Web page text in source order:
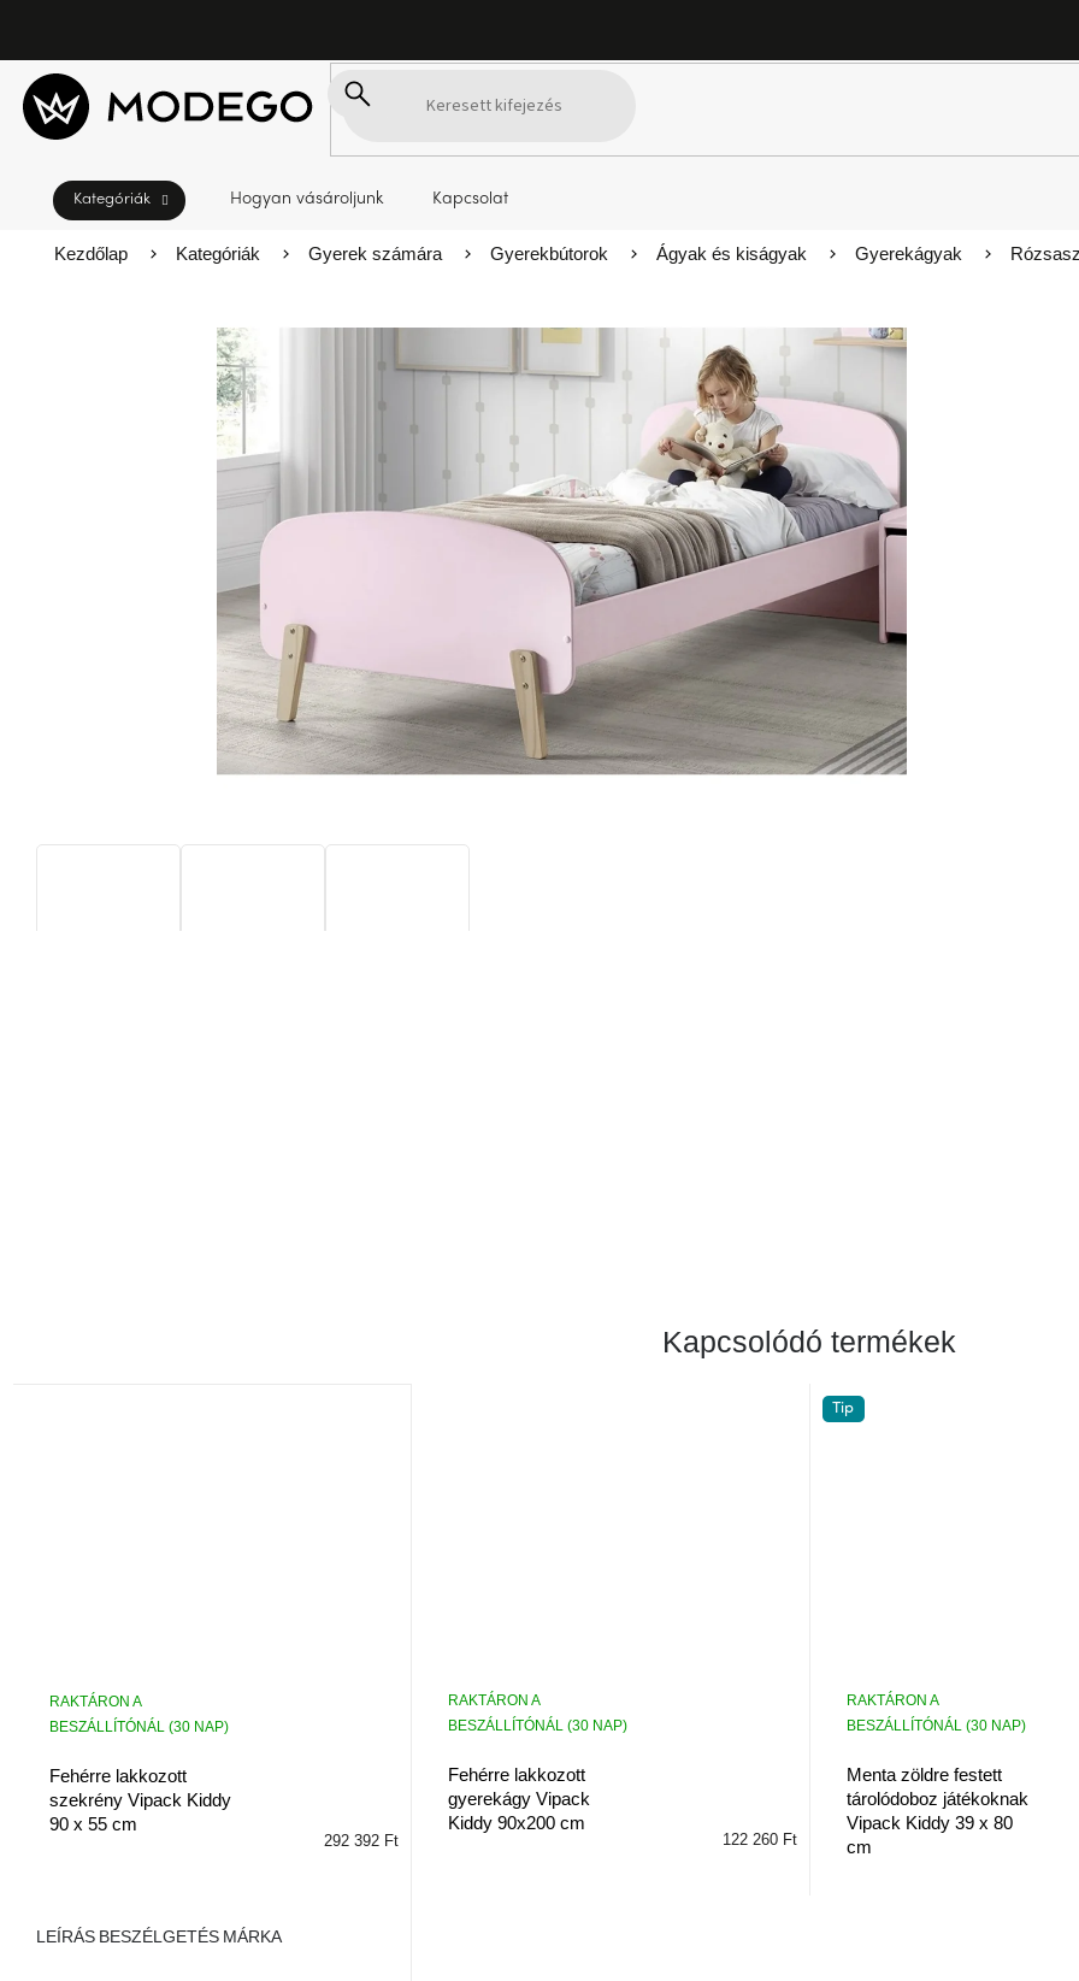
fő
tartalomhoz
Hogyan vásároljunk Kapcsolat
Kezdőlap Kategóriák Gyerek számára Gyerekbútorok Ágyak és kiságyak Gyerekágyak
Kapcsolódó termékek
Fehérre lakkozott
szekrény Vipack Kiddy
90 x 55 cm
RAKTÁRON A
BESZÁLLÍTÓNÁL (30 NAP)
292 392 Ft
Fehérre lakkozott
gyerekágy Vipack
Kiddy 90x200 cm
RAKTÁRON A
BESZÁLLÍTÓNÁL (30 NAP)
122 260 Ft
Tip
Menta zöldre festett
tárolódoboz játékoknak
Vipack Kiddy 39 x 80
cm
RAKTÁRON A
BESZÁLLÍTÓNÁL (30 NAP)
LEÍRÁS BESZÉLGETÉS MÁRKA